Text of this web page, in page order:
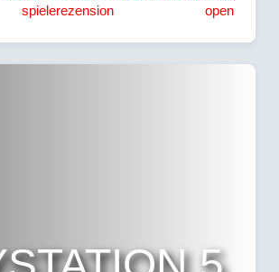
spielerezension open